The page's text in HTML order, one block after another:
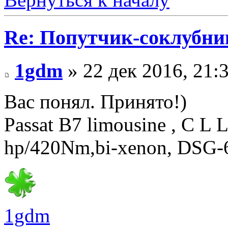
Re: Попутчик-
1gdm » 22 дек 2016,
Вас понял. Принято!)
Passat B7 limousine , C L
hp/420Nm,bi-xenon,
1gdm